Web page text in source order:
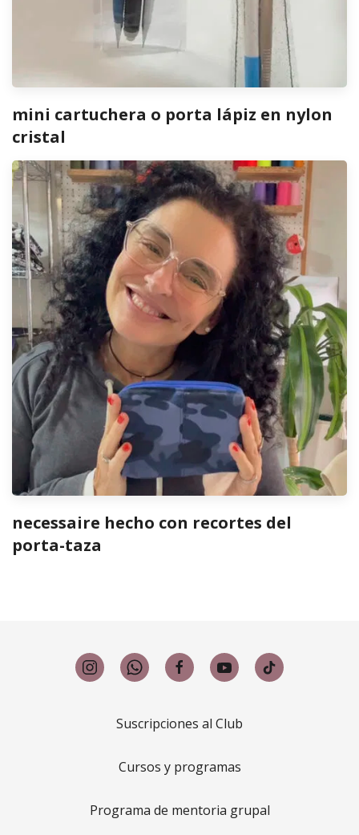
mini cartuchera o porta lápiz en nylon
cristal
necessaire hecho con recortes del
porta-taza
Suscripciones al Club
Cursos y programas
Programa de mentoria grupal